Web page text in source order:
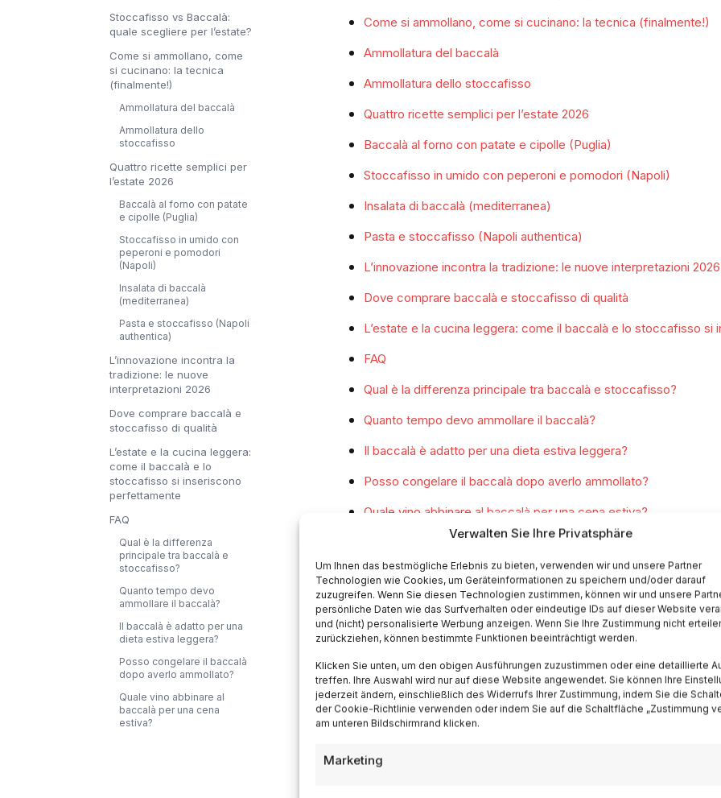
Verwalten Sie Ihre Privatsphäre
Um Ihnen das bestmögliche Erlebnis zu bieten, verwenden wir und unsere Partner
Technologien wie Cookies, um Geräteinformationen zu speichern und/oder darauf
zuzugreifen. Wenn Sie diesen Technologien zustimmen, können wir und unsere
persönliche Daten wie das Surfverhalten oder eindeutige IDs auf dieser Website
und (nicht) personalisierte Werbung anzeigen. Wenn Sie Ihre Zustimmung nicht
zurückziehen, können bestimmte Funktionen beeinträchtigt werden.
Klicken Sie unten, um den obigen Ausführungen zuzustimmen oder eine detaillierte
treffen. Ihre Auswahl wird nur auf diese Website angewendet. Sie können Ihre
jederzeit ändern, einschließlich des Widerrufs Ihrer Zustimmung, indem Sie die
der Cookie-Richtlinie verwenden oder indem Sie auf die Schaltfläche „Zustimmung
am unteren Bildschirmrand klicken.
Marketing
Stoccafisso vs Baccalà:
quale scegliere per l’estate?
Come si ammollano, come
si cucinano: la tecnica
(finalmente!)
Ammollatura del baccalà
Ammollatura dello
stoccafisso
Quattro ricette semplici per
l’estate 2026
Baccalà al forno con patate
e cipolle (Puglia)
Stoccafisso in umido con
peperoni e pomodori
(Napoli)
Insalata di baccalà
(mediterranea)
Pasta e stoccafisso (Napoli
authentica)
L’innovazione incontra la
tradizione: le nuove
interpretazioni 2026
Dove comprare baccalà e
stoccafisso di qualità
L’estate e la cucina leggera:
come il baccalà e lo
stoccafisso si inseriscono
perfettamente
FAQ
Qual è la differenza
principale tra baccalà e
stoccafisso?
Quanto tempo devo
ammollare il baccalà?
Il baccalà è adatto per una
dieta estiva leggera?
Posso congelare il baccalà
dopo averlo ammollato?
Quale vino abbinare al
baccalà per una cena
estiva?
Come si ammollano, come si cucinano: la tecnica (finalmente!)
Ammollatura del baccalà
Ammollatura dello stoccafisso
Quattro ricette semplici per l’estate 2026
Baccalà al forno con patate e cipolle (Puglia)
Stoccafisso in umido con peperoni e pomodori (Napoli)
Insalata di baccalà (mediterranea)
Pasta e stoccafisso (Napoli authentica)
L’innovazione incontra la tradizione: le nuove interpretazioni 2026
Dove comprare baccalà e stoccafisso di qualità
L’estate e la cucina leggera: come il baccalà e lo stoccafisso
FAQ
Qual è la differenza principale tra baccalà e stoccafisso?
Quanto tempo devo ammollare il baccalà?
Il baccalà è adatto per una dieta estiva leggera?
Posso congelare il baccalà dopo averlo ammollato?
Quale vino abbinare al baccalà per una cena estiva?
Chiudi gli occhi e immagina di varcare la soglia di una
Palermo, a Genova. L’aria è densa di storie—storie di
ricette tramandate da generazioni che hanno
und diestoccafissonon sono semplici ingredienti: sono
sa trasformare la scarsità in abbondanza, che
come se fosse oro.
Quando mordi in una fetta di baccalà alla vicentina,
salsa d’oro che profuma di aglio e pepe, stai
europea. Stai assaporando il risultato di secoli di
transatlantici, di commerci che hanno cambiato il volto